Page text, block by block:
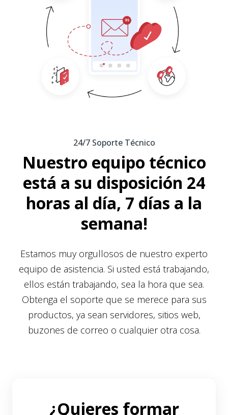
24/7 Soporte Técnico
Nuestro equipo técnico
está a su disposición 24
horas al día, 7 días a la
semana!
Estamos muy orgullosos de nuestro experto
equipo de asistencia. Si usted está trabajando,
ellos están trabajando, sea la hora que sea.
Obtenga el soporte que se merece para sus
productos, ya sean servidores, sitios web,
buzones de correo o cualquier otra cosa.
¿Quieres formar